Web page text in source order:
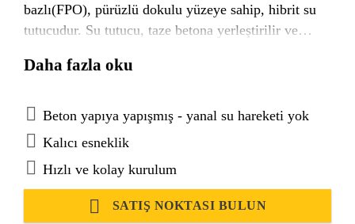
bazlı(FPO), pürüzlü dokulu yüzeye sahip, hibrit su
tutucudur. Su tutucu, taze betona yerleştirilir ve
Tamamen yapışan, dayanıklı su geçirmez bir conta
Daha fazla oku
Beton yapıya yapışmış - yanal su hareketi yok
Kalıcı esneklik
Hızlı ve kolay kurulum
SATIŞ NOKTASI BULUN